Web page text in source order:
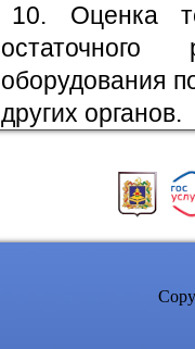
10. Оценка
оборудования
других органов.